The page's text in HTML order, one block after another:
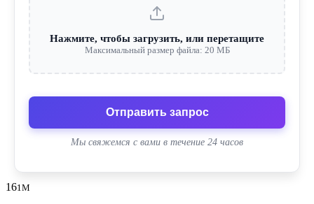
Нажмите, чтобы загрузить, или перетащите
Максимальный размер файла: 20 МБ
Отправить запрос
Мы свяжемся с вами в течение 24 часов
161M